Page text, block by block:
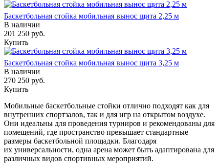
Баскетбольная стойка мобильная вынос щита 2,25 м
В наличии
201 250 руб.
Купить
Баскетбольная стойка мобильная вынос щита 3,25 м
В наличии
270 250 руб.
Купить
Мобильные баскетбольные стойки отлично подходят как для
внутренних спортзалов, так и для игр на открытом воздухе.
Они идеальны для проведения турниров и рекомендованы для
помещений, где пространство превышает стандартные
размеры баскетбольной площадки. Благодаря
их универсальности, одна арена может быть адаптирована для
различных видов спортивных мероприятий.